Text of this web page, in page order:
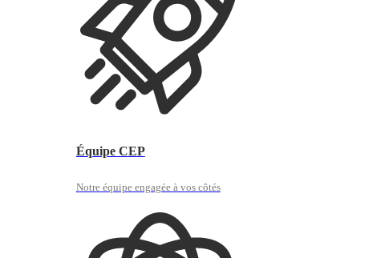
Équipe CEP
Notre équipe engagée à vos côtés